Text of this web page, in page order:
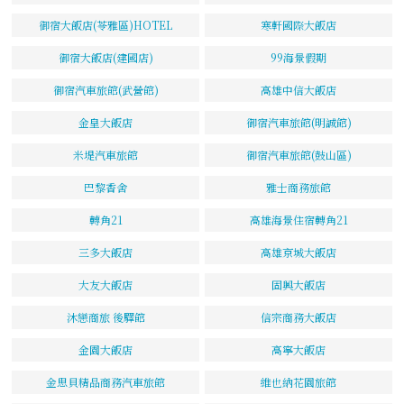
御宿大飯店(苓雅區)HOTEL 寒軒國際大飯店
御宿大飯店(建國店) 99海景假期
御宿汽車旅館(武營館) 高雄中信大飯店
金皇大飯店 御宿汽車旅館(明誠館)
米堤汽車旅館 御宿汽車旅館(鼓山區)
巴黎香舍 雅士商務旅館
轉角21 高雄海景住宿轉角21
三多大飯店 高雄京城大飯店
大友大飯店 固興大飯店
沐戀商旅 後驛館 信宗商務大飯店
金園大飯店 高寧大飯店
金思貝精品商務汽車旅館 維也納花園旅館